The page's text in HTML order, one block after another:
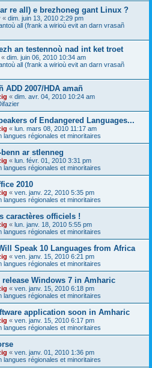
re all) e brezhoneg gant Linux ?
« dim. juin 13, 2010 2:29 pm
all (frank a wirioù evit an darn vrasañ
an testennoù nad int ket troet
« dim. juin 06, 2010 10:34 am
all (frank a wirioù evit an darn vrasañ
ADD 2007/HDA amañ
« dim. avr. 04, 2010 10:24 am
of Endangered Languages...
« lun. mars 08, 2010 11:17 am
langues régionales et minoritaires
ar stlenneg
« lun. févr. 01, 2010 3:31 pm
langues régionales et minoritaires
2010
« ven. janv. 22, 2010 5:35 pm
langues régionales et minoritaires
caractères officiels !
« lun. janv. 18, 2010 5:55 pm
langues régionales et minoritaires
Speak 10 Languages from Africa
« ven. janv. 15, 2010 6:21 pm
langues régionales et minoritaires
Windows 7 in Amharic
« ven. janv. 15, 2010 6:18 pm
langues régionales et minoritaires
application soon in Amharic
« ven. janv. 15, 2010 6:17 pm
langues régionales et minoritaires
« ven. janv. 01, 2010 1:36 pm
langues régionales et minoritaires